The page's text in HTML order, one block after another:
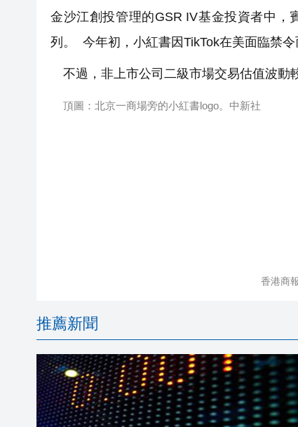
金沙江創投管理的GSR IV基金投資者中，
列。 今年初，小紅書因TikTok在美面臨禁令
不過，非上市公司二級市場交易估值波動
頂圖：北京一商場旁的小紅書logo。中新社
香港商
推薦新聞